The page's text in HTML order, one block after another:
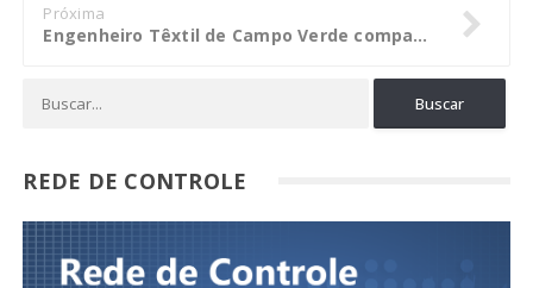
Próxima
Engenheiro Têxtil de Campo Verde compartilha sua experiência na indústria
REDE DE CONTROLE